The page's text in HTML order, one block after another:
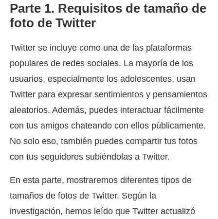
Parte 1. Requisitos de tamaño de
foto de Twitter
Twitter se incluye como una de las plataformas
populares de redes sociales. La mayoría de los
usuarios, especialmente los adolescentes, usan
Twitter para expresar sentimientos y pensamientos
aleatorios. Además, puedes interactuar fácilmente
con tus amigos chateando con ellos públicamente.
No solo eso, también puedes compartir tus fotos
con tus seguidores subiéndolas a Twitter.
En esta parte, mostraremos diferentes tipos de
tamaños de fotos de Twitter. Según la
investigación, hemos leído que Twitter actualizó